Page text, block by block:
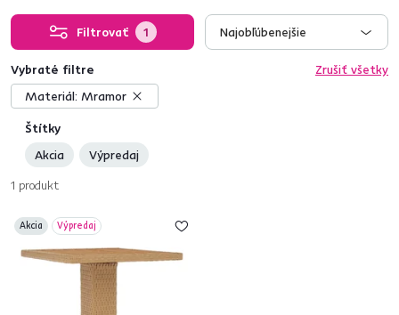
Filtrovať 1 Najobľúbenejšie
Štítky
Akcia
Výpredaj
Vybraté filtre
Zrušiť všetky
Materiál: Mramor
1 produkt
Akcia Výpredaj